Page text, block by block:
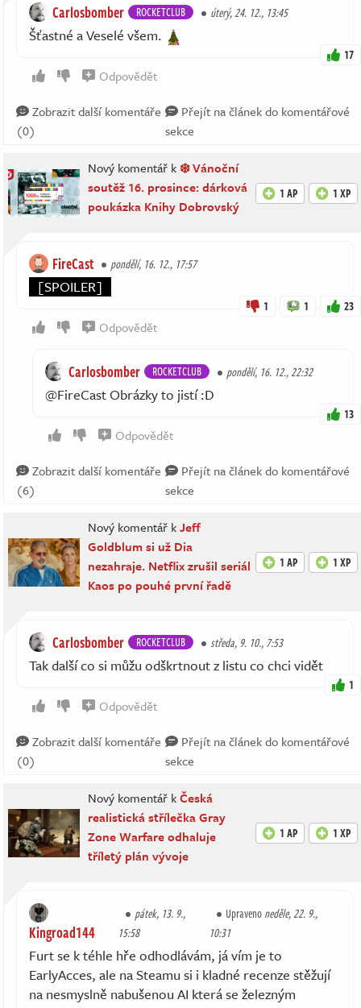
Carlosbomber ROCKETCLUB úterý, 24. 12., 13:45
Šťastné a Veselé všem.
17
Odpovědět
Zobrazit další komentáře
(0)
Přejít na článek do komentářové
sekce
Nový komentář k ❄️ Vánoční
soutěž 16. prosince: dárková
poukázka Knihy Dobrovský
1 AP 1 XP
FireCast pondělí, 16. 12., 17:57
[SPOILER]
1 1 23
Odpovědět
Carlosbomber ROCKETCLUB pondělí, 16. 12., 22:32
@FireCast Obrázky to jistí :D
13
Odpovědět
Zobrazit další komentáře
(6)
Přejít na článek do komentářové
sekce
Nový komentář kJeff
Goldblum si už Dia
nezahraje. Netflix zrušil seriál
Kaos po pouhé první řadě
1 AP 1 XP
Carlosbomber ROCKETCLUB středa, 9. 10., 7:53
Tak další co si můžu odškrtnout z listu co chci vidět
1
Odpovědět
Zobrazit další komentáře
(0)
Přejít na článek do komentářové
sekce
Nový komentář kČeská
realistická střílečka Gray
Zone Warfare odhaluje
tříletý plán vývoje
1 AP 1 XP
Kingroad144
pátek, 13. 9.,
15:58
Upravenoneděle, 22. 9.,
10:31
Furt se k téhle hře odhodlávám, já vím je to
EarlyAcces, ale na Steamu si i kladné recenze stěžují
na nesmyslně nabušenou AI která se železným